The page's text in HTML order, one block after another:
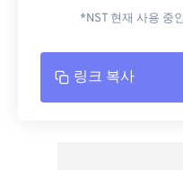
*NST 현재 사용 중
링크 복사